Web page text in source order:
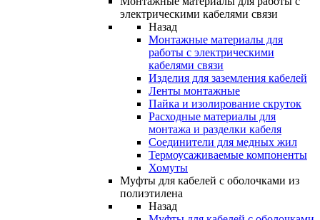
электрическими кабелями связи
Назад
Монтажные материалы для
работы с электрическими
кабелями связи
Изделия для заземления кабелей
Ленты монтажные
Пайка и изолирование скруток
Расходные материалы для
монтажа и разделки кабеля
Соединители для медных жил
Термоусаживаемые компоненты
Хомуты
Муфты для кабелей с оболочками из
полиэтилена
Назад